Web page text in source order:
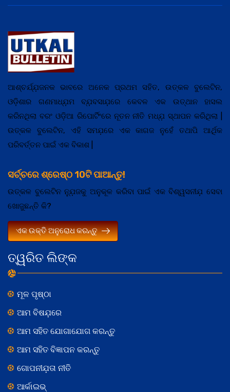
ତ୍ୱରିତ ଲିଙ୍କ
ମୂଳ ପୃଷ୍ଠା
ଆମ ବିଷଯ଼ରେ
ଆମ ସହିତ ଯୋଗାଯୋଗ କରନ୍ତୁ
ଆମ ସହିତ ବିଜ୍ଞାପନ କରନ୍ତୁ
ଗୋପନୀଯ଼ତା ନୀତି
ଆର୍କାଇଭ୍
ଆଶ୍ଚର୍ଯ୍ଯ଼ଜନକ ଭାବରେ ଅନେକ ପ୍ରଥମ ସହିତ, ଉତ୍କଳ ବୁଲେଟିନ,
ଓଡ଼ିଶାର ଗଣମାଧ୍ଯ଼ମ ବ୍ଯ଼ବସାଯ଼ରେ କେବଳ ଏକ ଉତ୍ଥାନ ହାସଲ
କରିନଥିଲା ବରଂ ଓଡ଼ିଆ ରିପୋର୍ଟିଂରେ ନୂତନ ନୀତି ମଧ୍ଯ଼ ସ୍ଥାପନ କରିଥିଲା |
ଉତ୍କଳ ବୁଲେଟିନ, ଏହି ସମଯ଼ରେ ଏକ କାଗଜ ନୁହେଁ ତଥାପି ଆର୍ଥିକ
ପରିବର୍ତ୍ତନ ପାଇଁ ଏକ ବିକାଶ |
ସର୍ଚ୍ଚରେ ଶ୍ରେଷ୍ଠ 10ଟି ପାଆନ୍ତୁ!
ଉତ୍କଳ ବୁଲେଟିନ ନ୍ଯ଼ୁଜକୁ ଅନୁକୂଳ କରିବା ପାଇଁ ଏକ ବିଶ୍ୱସନୀଯ଼ ସେବା
ଖୋଜୁଛନ୍ତି କି?
ଏକ ଉକ୍ତି ଅନୁରୋଧ କରନ୍ତୁ